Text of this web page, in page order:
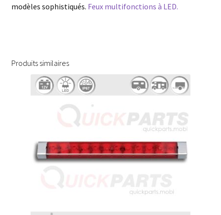
modèles sophistiqués. Feux multifonctions à LED.
Produits similaires